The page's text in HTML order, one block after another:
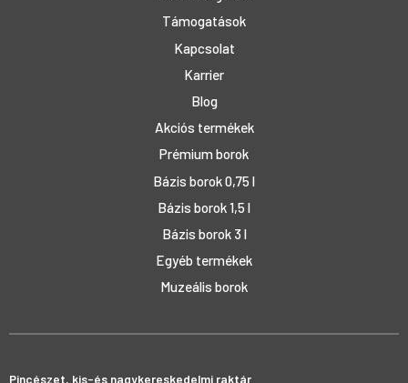
Támogatások
Kapcsolat
Karrier
Blog
Akciós termékek
Prémium borok
Bázis borok 0,75 l
Bázis borok 1,5 l
Bázis borok 3 l
Egyéb termékek
Muzeális borok
Pincészet, kis-és nagykereskedelmi raktár